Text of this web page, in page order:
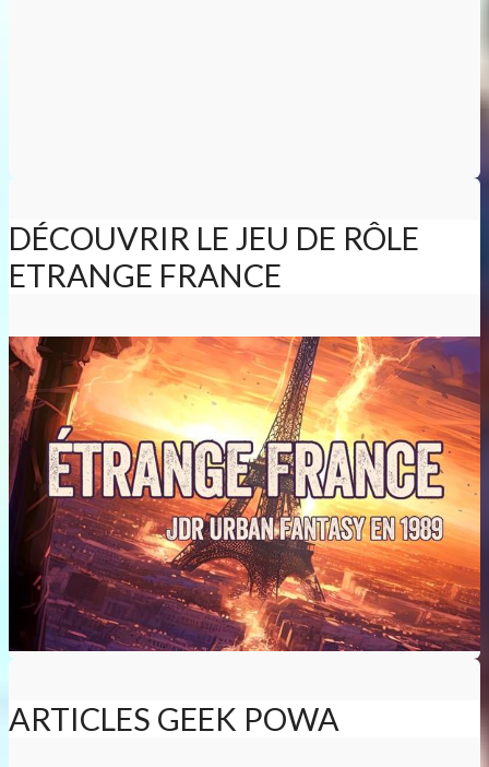
DÉCOUVRIR LE JEU DE RÔLE
ETRANGE FRANCE
ARTICLES GEEK POWA